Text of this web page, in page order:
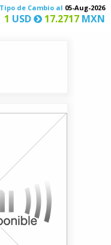
Tipo de Cambio al 05-Aug-2026
1 USD 17.2717 MXN